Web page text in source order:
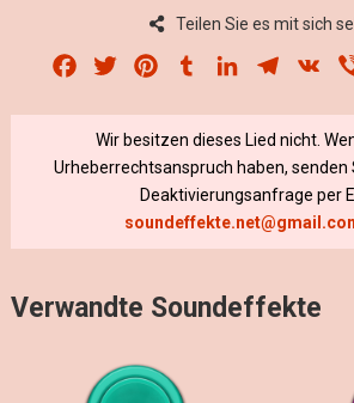
Teilen Sie es mit sich
Facebook
Twitter PinterestTumblrLinkedIn VK
Wir besitzen dieses Lied nicht.
Urheberrechtsanspruch haben, senden
Deaktivierungsanfrage per
Verwandte Soundeffekte